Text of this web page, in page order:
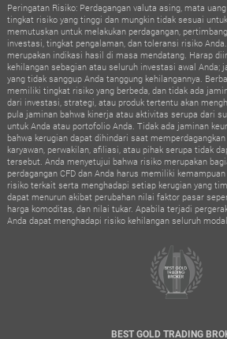
Peringatan Risiko: Perdagangan valuta asing, mata
tingkat risiko yang tinggi dan mungkin tidak sesuai
memutuskan untuk melakukan perdagangan,
investasi, tingkat pengalaman, dan toleransi risiko
merupakan indikasi hasil di masa mendatang. Harap
kehilangan sebagian atau seluruh investasi awal Anda;
yang tidak sanggup Anda tanggung kehilangannya.
memiliki tingkat risiko yang berbeda, dan tidak ada
dari investasi, strategi, atau produk tertentu akan
pula jaminan bahwa kinerja atau aktivitas serupa dari
untuk Anda atau portofolio Anda. Tidak ada jaminan
bahwa kerugian dapat dihindari saat memperdagangkan
karyawan, perwakilan, afiliasi, atau pihak serupa tidak
tersebut. Anda menyetujui bahwa risiko merupakan
perdagangan CFD dan Anda harus memiliki
risiko terkait serta menghadapi setiap kerugian yang
dapat menurun akibat perubahan nilai faktor pasar
harga komoditas, dan nilai tukar. Apabila terjadi
Anda dapat menghadapi risiko kehilangan seluruh
BEST GOLD TRADING